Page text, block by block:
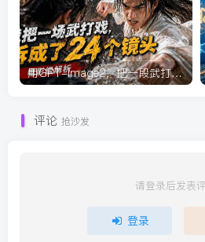
用GPT-Image2，把一段武打对决拆成24个连续镜头，从人物建立、动作衔接、运镜节奏，到情绪爆发
评论 抢沙发
请登录后发表
登录